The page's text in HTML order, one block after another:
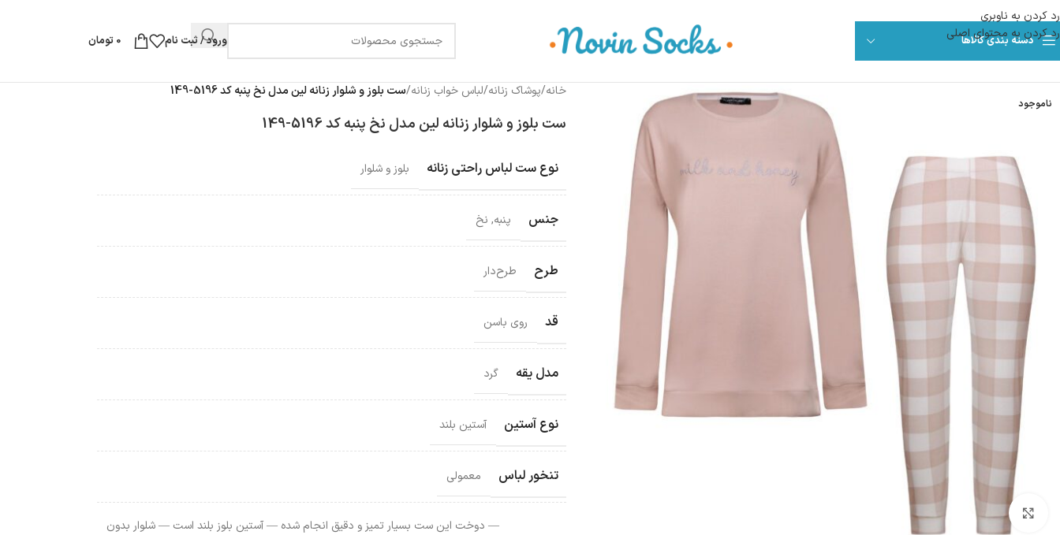
رد کردن به ناوبری
رد کردن به محتوای اصلی
دسته بندی کالاها ورود / ثبت نام 0 تومان
ناموجود
بزرگنمایی تصویر
خانه/پوشاک زنانه/لباس خواب زنانه/ست بلوز و شلوار زنانه لین مدل نخ پنبه کد 5196-149
ست بلوز و شلوار زنانه لین مدل نخ پنبه کد 5196-149
نوع ست لباس راحتی زنانه بلوز و شلوار
جنس پنبه, نخ
طرح طرح‌دار
قد روی باسن
مدل یقه گرد
نوع آستین آستین بلند
تنخور لباس معمولی
— دوخت این ست بسیار تمیز و دقیق انجام شده — آستین بلوز بلند است — شلوار بدون